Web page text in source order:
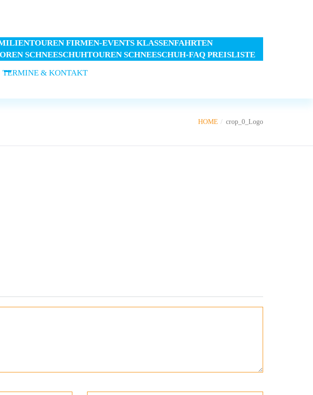
FIRMEN-EVENTS KLASSENFAHRTEN
SCHNEESCHUHTOUREN SCHNEESCHUH-FAQ PREISLISTE
TERMINE & KONTAKT
HOME crop_0_Logo